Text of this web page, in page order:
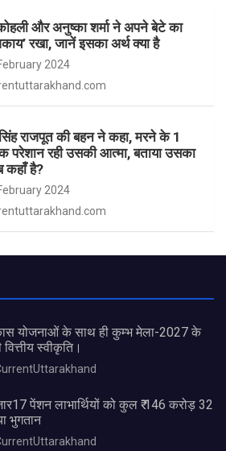
और अनुष्का शर्मा ने अपने बेटे का
रखा, जानें इसका अर्थ क्‍या है
2024
राजपूत की बहन ने कहा, मरने के 1
परेशान रही उसकी आत्मा, बताया उसका
कहाँ है?
2024
योजनाओं के साथ ही कुम्भ मेला-2027 के
स्वीकृति।
पेंशन लाभार्थियों को कुल ₹ 146 करोड़ 32
भुगतान